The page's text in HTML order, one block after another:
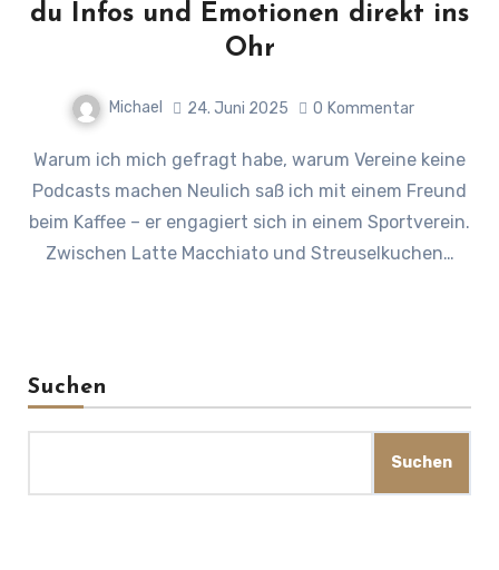
du Infos und Emotionen direkt ins
Ohr
Michael 24. Juni 2025 0 Kommentar
Warum ich mich gefragt habe, warum Vereine keine
Podcasts machen Neulich saß ich mit einem Freund
beim Kaffee – er engagiert sich in einem Sportverein.
Zwischen Latte Macchiato und Streuselkuchen…
Suchen
Suchen